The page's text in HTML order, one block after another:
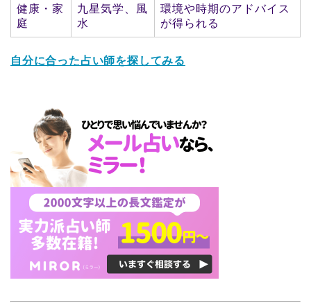
健康・家
庭
九星気学、風
水
環境や時期のアドバイス
が得られる
自分に合った占い師を探してみる